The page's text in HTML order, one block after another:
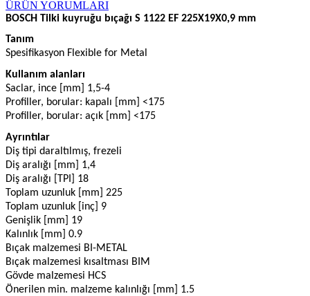
ÜRÜN YORUMLARI
BOSCH Tilki kuyruğu bıçağı S 1122 EF 225X19X0,9 mm
Tanım
Spesifikasyon Flexible for Metal
Kullanım alanları
Saclar, ince [mm] 1,5-4
Profiller, borular: kapalı [mm] <175
Profiller, borular: açık [mm] <175
Ayrıntılar
Diş tipi daraltılmış, frezeli
Diş aralığı [mm] 1,4
Diş aralığı [TPI] 18
Toplam uzunluk [mm] 225
Toplam uzunluk [inç] 9
Genişlik [mm] 19
Kalınlık [mm] 0.9
Bıçak malzemesi BI-METAL
Bıçak malzemesi kısaltması BIM
Gövde malzemesi HCS
Önerilen min. malzeme kalınlığı [mm] 1.5